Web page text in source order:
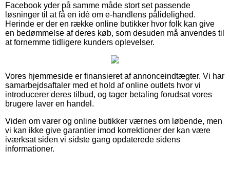
Facebook yder på samme måde stort set passende
løsninger til at få en idé om e-handlens pålidelighed.
Herinde er der en række online butikker hvor folk kan give
en bedømmelse af deres køb, som desuden må anvendes til
at fornemme tidligere kunders oplevelser.
Vores hjemmeside er finansieret af annonceindtægter. Vi har
samarbejdsaftaler med et hold af online outlets hvor vi
introducerer deres tilbud, og tager betaling forudsat vores
brugere laver en handel.
Viden om varer og online butikker værnes om løbende, men
vi kan ikke give garantier imod korrektioner der kan være
iværksat siden vi sidste gang opdaterede sidens
informationer.